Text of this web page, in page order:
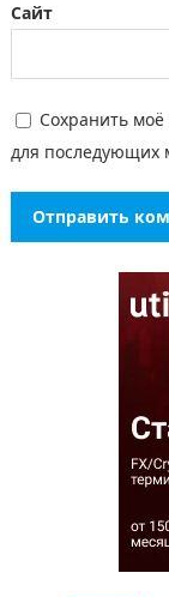
Сайт
Сохранить
для последующих